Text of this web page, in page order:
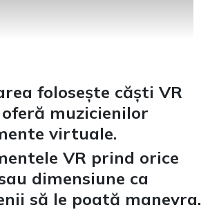
folosește căști VR
muzicienilor
virtuale.
VR prind orice
dimensiune ca
să le poată manevra.